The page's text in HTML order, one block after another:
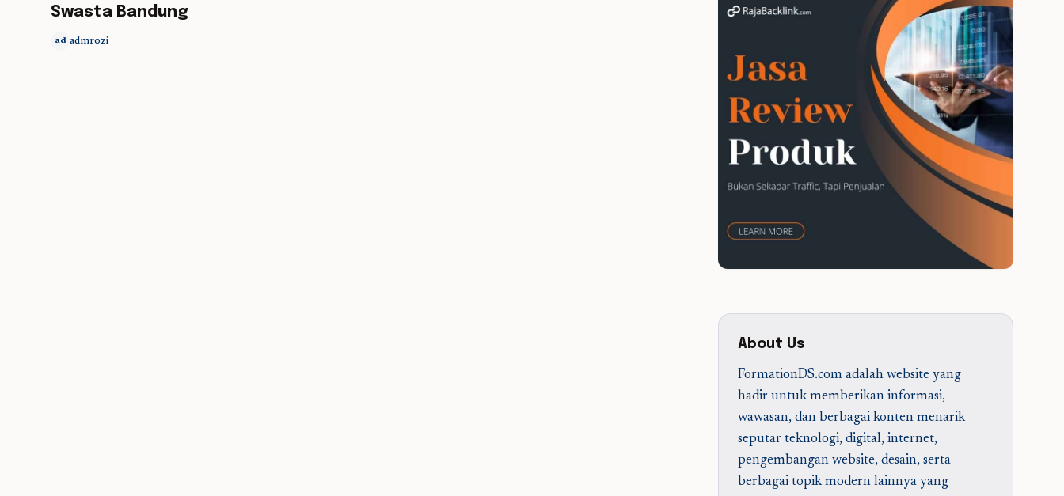
Swasta Bandung
ad admrozi
About Us
FormationDS.com adalah website yang
hadir untuk memberikan informasi,
wawasan, dan berbagai konten menarik
seputar teknologi, digital, internet,
pengembangan website, desain, serta
berbagai topik modern lainnya yang